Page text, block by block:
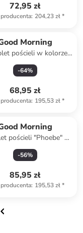
72,95 zł
: 204,23 zł*
Morning
pościeli w kolorze
ze wzorem
-64%
68,95 zł
: 195,53 zł*
Morning
pościeli "Phoebe" w
kolorze brązowym
-56%
85,95 zł
: 195,53 zł*